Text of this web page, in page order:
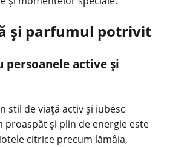
și parfumul potrivit
active și
stil de viață activ și iubesc
proaspăt și plin de energie este
citrice precum lămâia,